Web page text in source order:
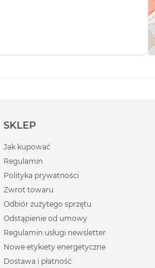
SKLEP
Jak kupować
Regulamin
Polityka prywatności
Zwrot towaru
Odbiór zużytego sprzętu
Odstąpienie od umowy
Regulamin usługi newsletter
Nowe etykiety energetyczne
Dostawa i płatność